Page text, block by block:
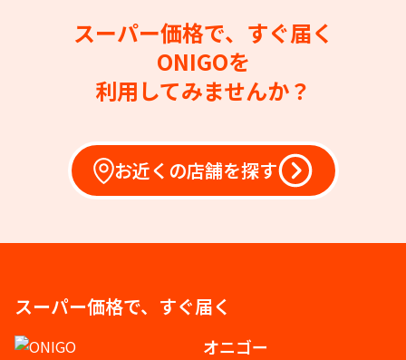
スーパー価格で、すぐ届く
ONIGOを
利用してみませんか？
お近くの店舗を探す
スーパー価格で、すぐ届く
オニゴー